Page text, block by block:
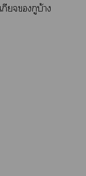
ยจกูบ้าง